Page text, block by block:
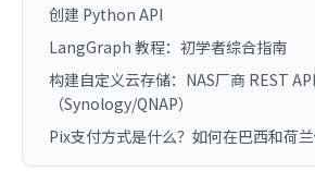
创建 Python API
LangGraph 教程：初学者综合指南
构建自定义云存储：NAS厂商 REST
（Synology/QNAP）
Pix支付方式是什么？如何在巴西和荷兰